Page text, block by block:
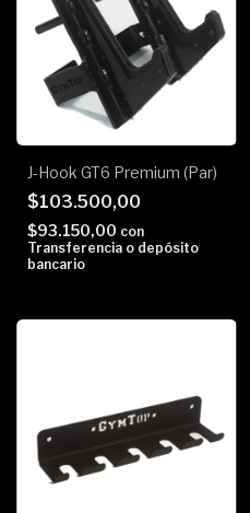
J-Hook GT6 Premium (Par)
$103.500,00
$93.150,00 con
Transferencia o depósito
bancario